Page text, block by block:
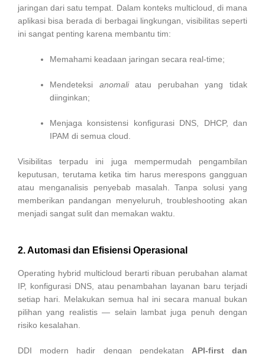
jaringan dari satu tempat. Dalam konteks multicloud, di mana
aplikasi bisa berada di berbagai lingkungan, visibilitas seperti
ini sangat penting karena membantu tim:
Memahami keadaan jaringan secara real-time;
Mendeteksi anomaliatau perubahan yang tidak
diinginkan;
Menjaga konsistensi konfigurasi DNS, DHCP, dan
IPAM di semua cloud.
Visibilitas terpadu ini juga mempermudah pengambilan
keputusan, terutama ketika tim harus merespons gangguan
atau menganalisis penyebab masalah. Tanpa solusi yang
memberikan pandangan menyeluruh, troubleshooting akan
menjadi sangat sulit dan memakan waktu.
2. Automasi dan Efisiensi Operasional
Operating hybrid multicloud berarti ribuan perubahan alamat
IP, konfigurasi DNS, atau penambahan layanan baru terjadi
setiap hari. Melakukan semua hal ini secara manual bukan
pilihan yang realistis — selain lambat juga penuh dengan
risiko kesalahan.
DDI modern hadir dengan pendekatan API-first dan